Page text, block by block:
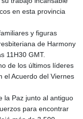
en esta provincia
y figuras
de Harmony
11H30 GMT.
de los últimos líderes
el Acuerdo del Viernes
la Paz junto al antiguo
para encontrar